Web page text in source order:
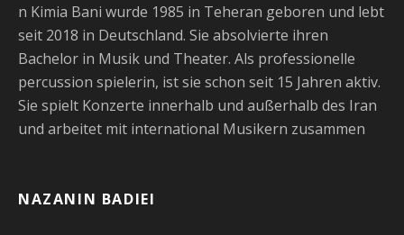
n Kimia Bani wurde 1985 in Teheran geboren und lebt
seit 2018 in Deutschland. Sie absolvierte ihren
Bachelor in Musik und Theater. Als professionelle
percussion spielerin, ist sie schon seit 15 Jahren aktiv.
Sie spielt Konzerte innerhalb und außerhalb des Iran
und arbeitet mit international Musikern zusammen
NAZANIN BADIEI